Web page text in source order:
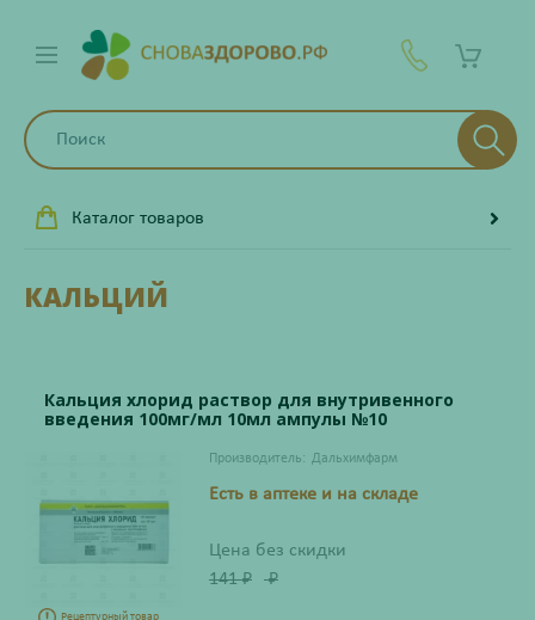
Каталог товаров
КАЛЬЦИЙ
Кальция хлорид раствор для внутривенного
введения 100мг/мл 10мл ампулы №10
Рецептурный товар
Производитель: Дальхимфарм
Есть в аптеке и на складе
Цена без скидки
141₽ ₽